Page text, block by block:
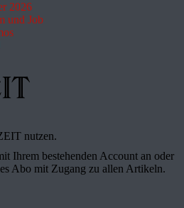
2026
und Job
nutzen.
Ihrem bestehenden Account an oder
Abo mit Zugang zu allen Artikeln.